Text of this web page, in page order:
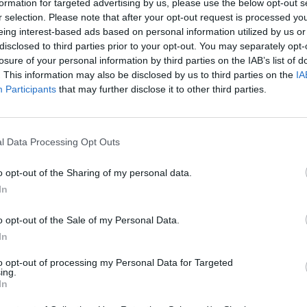
for targeted advertising by us, please use the below opt-out
selection. Please note that after your opt-out request is processed
interest-based ads based on personal information utilized by us
to third parties prior to your opt-out. You may separately
of your personal information by third parties on the IAB’s list of
This information may also be disclosed by us to third parties on the
Participants that may further disclose it to other third parties.
Data Processing Opt Outs
opt-out of the Sharing of my personal data.
opt-out of the Sale of my Personal Data.
opt-out of processing my Personal Data for Targeted
i la transparència, la preocupació pel medi
formes de treball són també les tendències
en els ecosistemes digitals.
i és que l'informe aporta la investigació de
esbrinar "si la importància que els
concorda amb les accions que s'estan
preferida de Google de forma
d'actualitat